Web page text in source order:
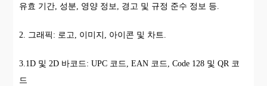
유효 기간, 성분, 영양 정보, 경고 및 규정 준수 정보 등.
2. 그래픽: 로고, 이미지, 아이콘 및 차트.
3.1D 및 2D 바코드: UPC 코드, EAN 코드, Code 128 및 QR 코
드